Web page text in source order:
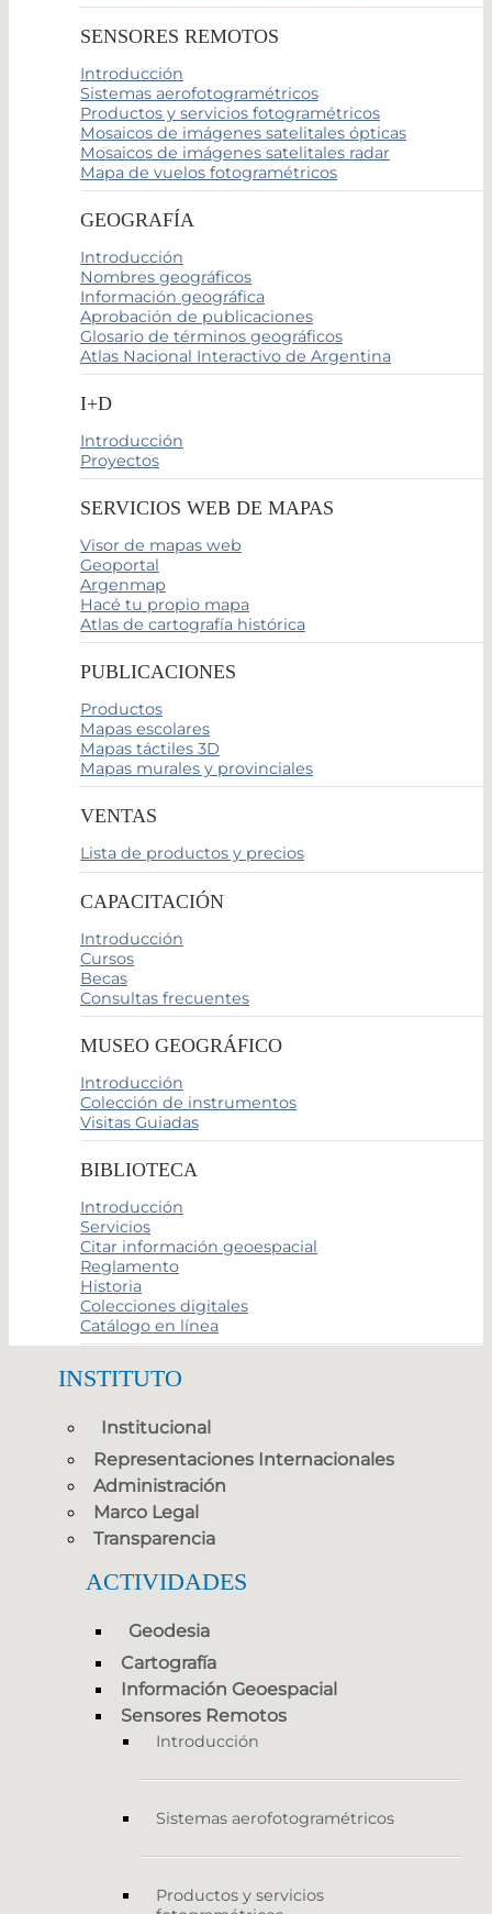
SENSORES REMOTOS
Introducción
Sistemas aerofotogramétricos
Productos y servicios fotogramétricos
Mosaicos de imágenes satelitales ópticas
Mosaicos de imágenes satelitales radar
Mapa de vuelos fotogramétricos
GEOGRAFÍA
Introducción
Nombres geográficos
Información geográfica
Aprobación de publicaciones
Glosario de términos geográficos
Atlas Nacional Interactivo de Argentina
I+D
Introducción
Proyectos
SERVICIOS WEB DE MAPAS
Visor de mapas web
Geoportal
Argenmap
Hacé tu propio mapa
Atlas de cartografía histórica
PUBLICACIONES
Productos
Mapas escolares
Mapas táctiles 3D
Mapas murales y provinciales
VENTAS
Lista de productos y precios
CAPACITACIÓN
Introducción
Cursos
Becas
Consultas frecuentes
MUSEO GEOGRÁFICO
Introducción
Colección de instrumentos
Visitas Guiadas
BIBLIOTECA
Introducción
Servicios
Citar información geoespacial
Reglamento
Historia
Colecciones digitales
Catálogo en línea
INSTITUTO
Institucional
Representaciones Internacionales
Administración
Marco Legal
Transparencia
ACTIVIDADES
Geodesia
Cartografía
Información Geoespacial
Sensores Remotos
Introducción
Sistemas aerofotogramétricos
Productos y servicios